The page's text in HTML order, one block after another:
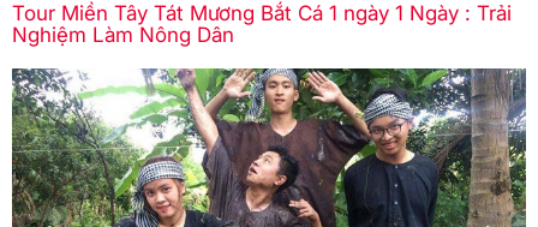
Tour Miền Tây Tát Mương Bắt Cá 1 ngày 1 Ngày : Trải
Nghiệm Làm Nông Dân